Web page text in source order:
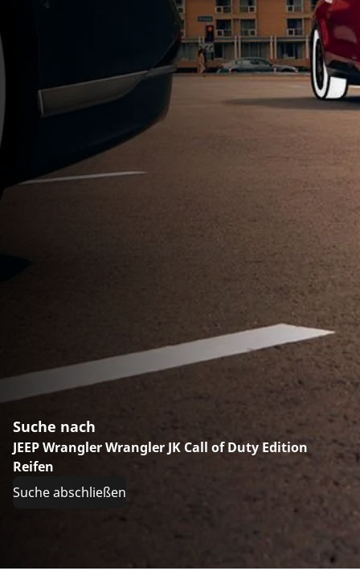
Suche nach
JEEP Wrangler Wrangler JK Call of Duty Edition
Reifen
Suche abschließen